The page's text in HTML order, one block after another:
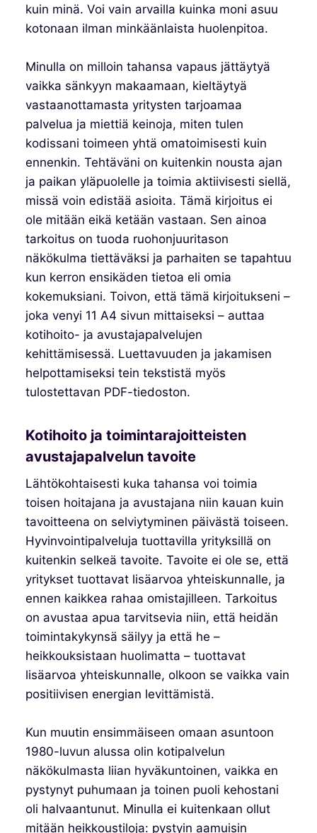
kuin minä. Voi vain arvailla kuinka moni asuu
kotonaan ilman minkäänlaista huolenpitoa.
Minulla on milloin tahansa vapaus jättäytyä
vaikka sänkyyn makaamaan, kieltäytyä
vastaanottamasta yritysten tarjoamaa
palvelua ja miettiä keinoja, miten tulen
kodissani toimeen yhtä omatoimisesti kuin
ennenkin. Tehtäväni on kuitenkin nousta ajan
ja paikan yläpuolelle ja toimia aktiivisesti siellä,
missä voin edistää asioita. Tämä kirjoitus ei
ole mitään eikä ketään vastaan. Sen ainoa
tarkoitus on tuoda ruohonjuuritason
näkökulma tiettäväksi ja parhaiten se tapahtuu
kun kerron ensikäden tietoa eli omia
kokemuksiani. Toivon, että tämä kirjoitukseni –
joka venyi 11 A4 sivun mittaiseksi – auttaa
kotihoito- ja avustajapalvelujen
kehittämisessä. Luettavuuden ja jakamisen
helpottamiseksi tein tekstistä myös
tulostettavan PDF-tiedoston.
Kotihoito ja toimintarajoitteisten
avustajapalvelun tavoite
Lähtökohtaisesti kuka tahansa voi toimia
toisen hoitajana ja avustajana niin kauan kuin
tavoitteena on selviytyminen päivästä toiseen.
Hyvinvointipalveluja tuottavilla yrityksillä on
kuitenkin selkeä tavoite. Tavoite ei ole se, että
yritykset tuottavat lisäarvoa yhteiskunnalle, ja
ennen kaikkea rahaa omistajilleen. Tarkoitus
on avustaa apua tarvitsevia niin, että heidän
toimintakykynsä säilyy ja että he –
heikkouksistaan huolimatta – tuottavat
lisäarvoa yhteiskunnalle, olkoon se vaikka vain
positiivisen energian levittämistä.
Kun muutin ensimmäiseen omaan asuntoon
1980-luvun alussa olin kotipalvelun
näkökulmasta liian hyväkuntoinen, vaikka en
pystynyt puhumaan ja toinen puoli kehostani
oli halvaantunut. Minulla ei kuitenkaan ollut
mitään heikkoustiloja: pystyin aamuisin